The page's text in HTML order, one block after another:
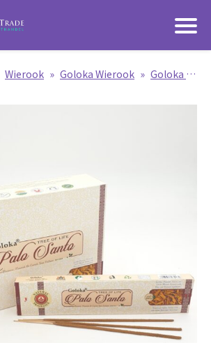
Wierook » Goloka Wierook » Goloka Masala Wierook 15g